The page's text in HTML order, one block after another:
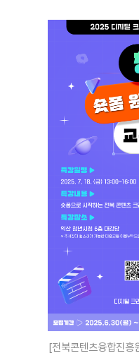
[전북콘텐츠융합진